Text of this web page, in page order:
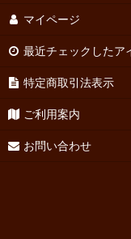
マイページ
最近チェックしたア
特定商取引法表示
ご利用案内
お問い合わせ